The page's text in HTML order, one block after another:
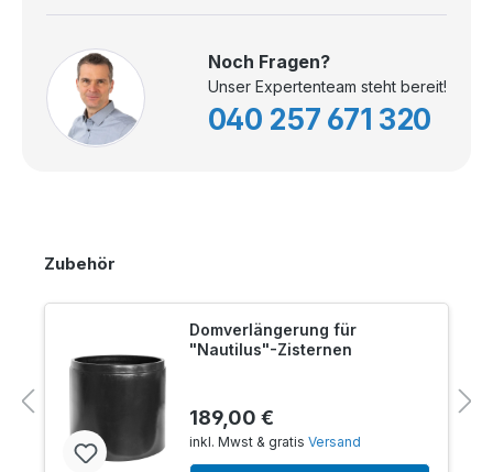
Noch Fragen?
Unser Expertenteam steht bereit!
040 257 671 320
Zubehör
Domverlängerung für
"Nautilus"-Zisternen
189,00 €
inkl. Mwst & gratis Versand